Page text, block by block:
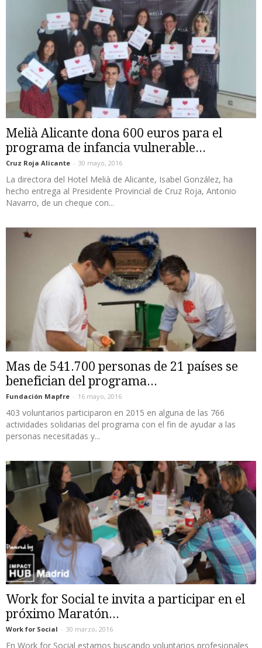
Melià Alicante dona 600 euros para el
programa de infancia vulnerable...
Cruz Roja Alicante - 30 mayo, 2016
La directora del Hotel Melià de Alicante, Isabel González, ha
hecho entrega al Presidente Provincial de Cruz Roja, Antonio
Navarro, de un cheque con...
Mas de 541.700 personas de 21 países se
benefician del programa...
Fundación Mapfre - 16 mayo, 2016
403 voluntarios participaron en 2015 en alguna de las 766
actividades solidarias del programa con el fin de ayudar a las
personas necesitadas y...
Work for Social te invita a participar en el
próximo Maratón...
Work for Social - 30 marzo, 2016
En Work for Social estamos buscando voluntarios profesionales